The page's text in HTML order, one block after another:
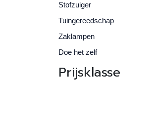
Stofzuiger
Tuingereedschap
Zaklampen
Doe het zelf
Prijsklasse